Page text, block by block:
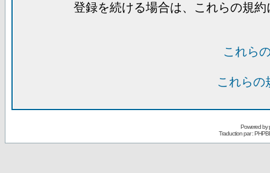
登録を続ける場合は、これらの規
これら
これらの
Powered by
Traduction par :